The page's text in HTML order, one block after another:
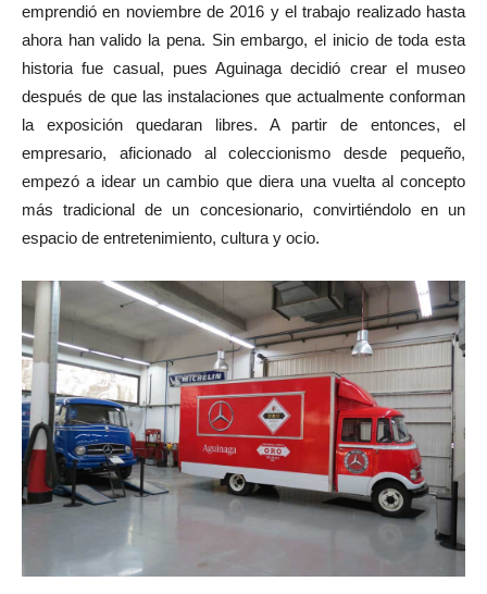
emprendió en noviembre de 2016 y el trabajo realizado hasta
ahora han valido la pena. Sin embargo, el inicio de toda esta
historia fue casual, pues Aguinaga decidió crear el museo
después de que las instalaciones que actualmente conforman
la exposición quedaran libres. A partir de entonces, el
empresario, aficionado al coleccionismo desde pequeño,
empezó a idear un cambio que diera una vuelta al concepto
más tradicional de un concesionario, convirtiéndolo en un
espacio de entretenimiento, cultura y ocio.